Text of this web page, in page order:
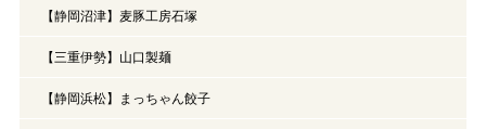
【静岡沼津】麦豚工房石塚
【三重伊勢】山口製麺
【静岡浜松】まっちゃん餃子